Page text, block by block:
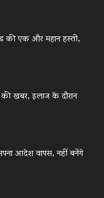
की एक और महान हस्ती,
खबर, इलाज के दौरान
आदेश वापस, नहीं बनेंगे